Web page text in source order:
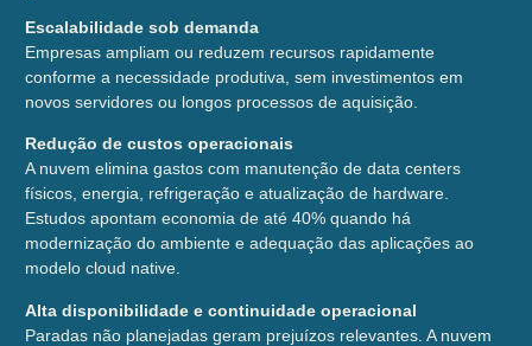
Escalabilidade sob demanda
Empresas ampliam ou reduzem recursos rapidamente
conforme a necessidade produtiva, sem investimentos em
novos servidores ou longos processos de aquisição.
Redução de custos operacionais
A nuvem elimina gastos com manutenção de data centers
físicos, energia, refrigeração e atualização de hardware.
Estudos apontam economia de até 40% quando há
modernização do ambiente e adequação das aplicações ao
modelo cloud native.
Alta disponibilidade e continuidade operacional
Paradas não planejadas geram prejuízos relevantes. A nuvem